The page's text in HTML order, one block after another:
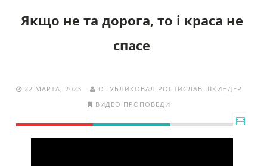
Якщо не та дорога, то і краса не
спасе
22 МАРТА, 2023
ОПУБЛИКОВАЛ РОСТИСЛАВ ШКИНДЕР
ВИДЕО ПРОПОВЕДИ